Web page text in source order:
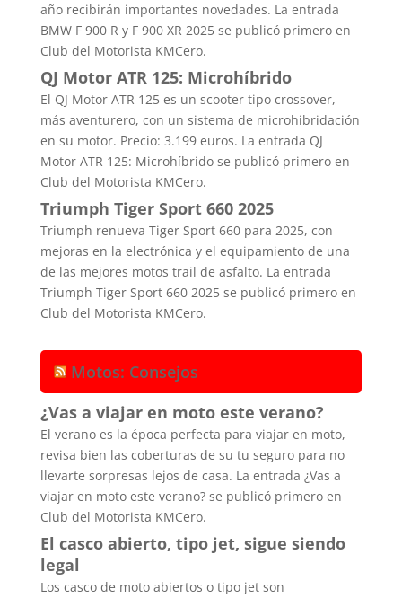
año recibirán importantes novedades. La entrada
BMW F 900 R y F 900 XR 2025 se publicó primero en
Club del Motorista KMCero.
QJ Motor ATR 125: Microhíbrido
El QJ Motor ATR 125 es un scooter tipo crossover,
más aventurero, con un sistema de microhibridación
en su motor. Precio: 3.199 euros. La entrada QJ
Motor ATR 125: Microhíbrido se publicó primero en
Club del Motorista KMCero.
Triumph Tiger Sport 660 2025
Triumph renueva Tiger Sport 660 para 2025, con
mejoras en la electrónica y el equipamiento de una
de las mejores motos trail de asfalto. La entrada
Triumph Tiger Sport 660 2025 se publicó primero en
Club del Motorista KMCero.
Motos: Consejos
¿Vas a viajar en moto este verano?
El verano es la época perfecta para viajar en moto,
revisa bien las coberturas de su tu seguro para no
llevarte sorpresas lejos de casa. La entrada ¿Vas a
viajar en moto este verano? se publicó primero en
Club del Motorista KMCero.
El casco abierto, tipo jet, sigue siendo
legal
Los casco de moto abiertos o tipo jet son